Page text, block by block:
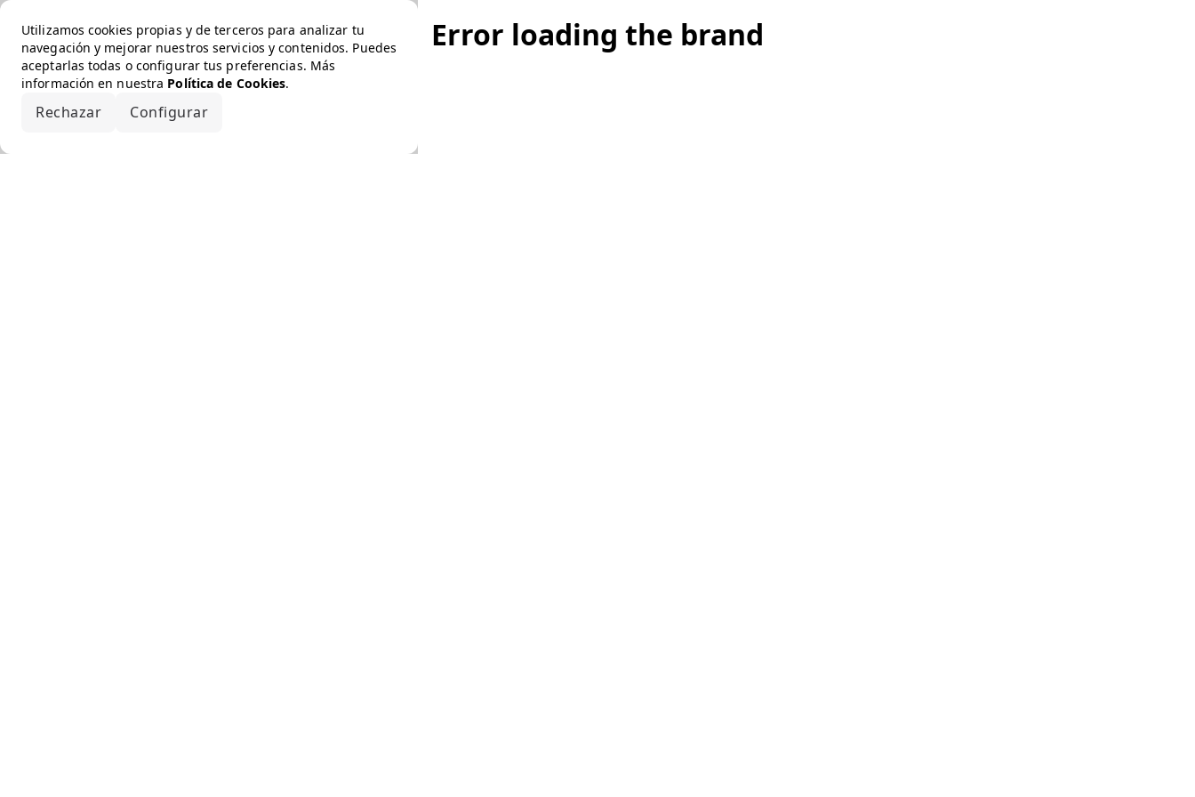
Utilizamos cookies propias y de terceros para analizar tu
navegación y mejorar nuestros servicios y contenidos. Puedes
aceptarlas todas o configurar tus preferencias. Más
información en nuestra Política de Cookies.
Rechazar Configurar
Error loading the brand